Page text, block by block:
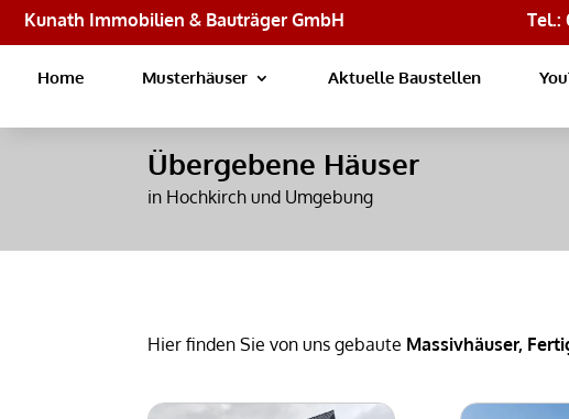
Kunath Immobilien & Bauträger GmbH Tel.:
Home Musterhäuser Aktuelle Baustellen
Übergebene Häuser
in Hochkirch und Umgebung
Hier finden Sie von uns gebaute Massivhäuser,